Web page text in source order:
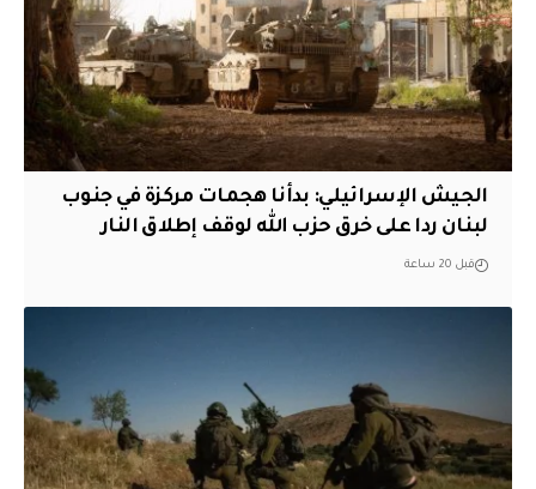
الجيش الإسرائيلي: بدأنا هجمات مركزة في جنوب
لبنان ردا على خرق حزب الله لوقف إطلاق النار
قبل 20 ساعة